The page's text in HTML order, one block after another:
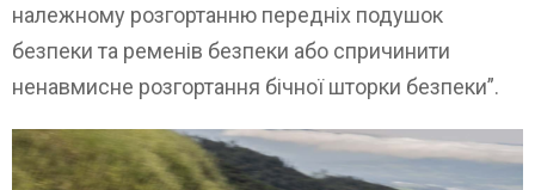
належному розгортанню передніх подушок
безпеки та ременів безпеки або спричинити
ненавмисне розгортання бічної шторки безпеки”.